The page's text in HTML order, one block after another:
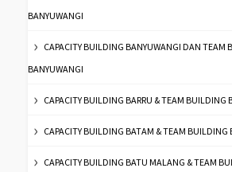
BANYUWANGI
CAPACITY BUILDING BANYUWANGI DAN TEAM
BANYUWANGI
CAPACITY BUILDING BARRU & TEAM BUILDING
CAPACITY BUILDING BATAM & TEAM BUILDING
CAPACITY BUILDING BATU MALANG & TEAM